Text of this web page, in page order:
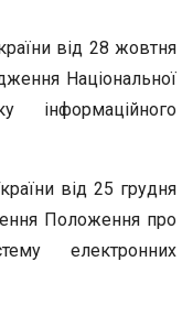
від 28 жовтня
Національної
інформаційного
від 25 грудня
Положення про
електронних